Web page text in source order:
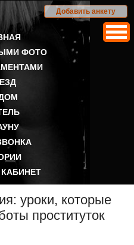
Добавить анкету
ФОТО
уроки, которые
проституток